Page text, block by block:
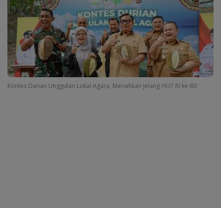
Kontes Durian Unggulan Lokal Agara, Meriahkan Jelang HUT RI ke-80